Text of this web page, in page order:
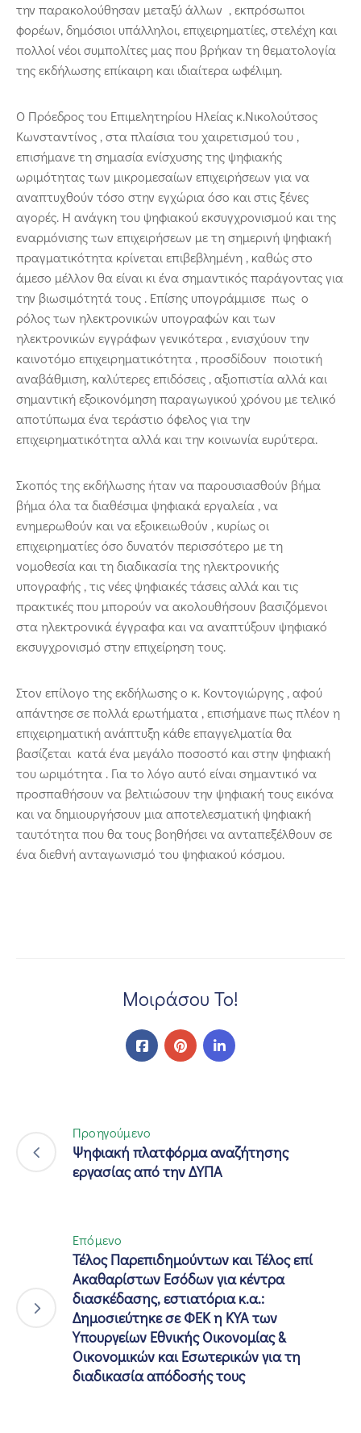
την παρακολούθησαν μεταξύ άλλων , εκπρόσωποι
φορέων, δημόσιοι υπάλληλοι, επιχειρηματίες, στελέχη και
πολλοί νέοι συμπολίτες μας που βρήκαν τη θεματολογία
της εκδήλωσης επίκαιρη και ιδιαίτερα ωφέλιμη.
Ο Πρόεδρος του Επιμελητηρίου Ηλείας κ.Νικολούτσος
Κωνσταντίνος , στα πλαίσια του χαιρετισμού του ,
επισήμανε τη σημασία ενίσχυσης της ψηφιακής
ωριμότητας των μικρομεσαίων επιχειρήσεων για να
αναπτυχθούν τόσο στην εγχώρια όσο και στις ξένες
αγορές. Η ανάγκη του ψηφιακού εκσυγχρονισμού και της
εναρμόνισης των επιχειρήσεων με τη σημερινή ψηφιακή
πραγματικότητα κρίνεται επιβεβλημένη , καθώς στο
άμεσο μέλλον θα είναι κι ένα σημαντικός παράγοντας για
την βιωσιμότητά τους . Επίσης υπογράμμισε πως ο
ρόλος των ηλεκτρονικών υπογραφών και των
ηλεκτρονικών εγγράφων γενικότερα , ενισχύουν την
καινοτόμο επιχειρηματικότητα , προσδίδουν ποιοτική
αναβάθμιση, καλύτερες επιδόσεις , αξιοπιστία αλλά και
σημαντική εξοικονόμηση παραγωγικού χρόνου με τελικό
αποτύπωμα ένα τεράστιο όφελος για την
επιχειρηματικότητα αλλά και την κοινωνία ευρύτερα.
Σκοπός της εκδήλωσης ήταν να παρουσιασθούν βήμα
βήμα όλα τα διαθέσιμα ψηφιακά εργαλεία , να
ενημερωθούν και να εξοικειωθούν , κυρίως οι
επιχειρηματίες όσο δυνατόν περισσότερο με τη
νομοθεσία και τη διαδικασία της ηλεκτρονικής
υπογραφής , τις νέες ψηφιακές τάσεις αλλά και τις
πρακτικές που μπορούν να ακολουθήσουν βασιζόμενοι
στα ηλεκτρονικά έγγραφα και να αναπτύξουν ψηφιακό
εκσυγχρονισμό στην επιχείρηση τους.
Στον επίλογο της εκδήλωσης ο κ. Κοντογιώργης , αφού
απάντησε σε πολλά ερωτήματα , επισήμανε πως πλέον η
επιχειρηματική ανάπτυξη κάθε επαγγελματία θα
βασίζεται κατά ένα μεγάλο ποσοστό και στην ψηφιακή
του ωριμότητα . Για το λόγο αυτό είναι σημαντικό να
προσπαθήσουν να βελτιώσουν την ψηφιακή τους εικόνα
και να δημιουργήσουν μια αποτελεσματική ψηφιακή
ταυτότητα που θα τους βοηθήσει να ανταπεξέλθουν σε
ένα διεθνή ανταγωνισμό του ψηφιακού κόσμου.
Μοιράσου Το!
Προηγούμενο
Ψηφιακή πλατφόρμα αναζήτησης
εργασίας από την ΔΥΠΑ
Επόμενο
Τέλος Παρεπιδημούντων και Τέλος επί
Ακαθαρίστων Εσόδων για κέντρα
διασκέδασης, εστιατόρια κ.α.:
Δημοσιεύτηκε σε ΦΕΚ η ΚΥΑ των
Υπουργείων Εθνικής Οικονομίας &
Οικονομικών και Εσωτερικών για τη
διαδικασία απόδοσής τους